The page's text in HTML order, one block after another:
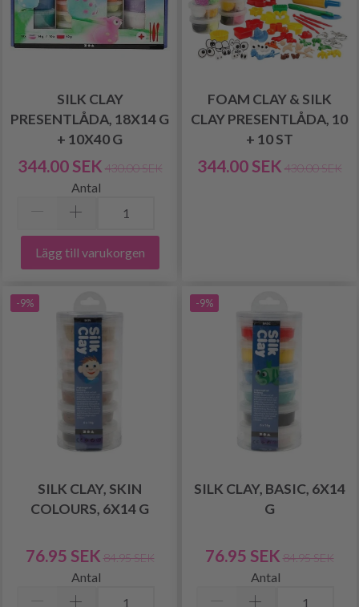
SILK CLAY
PRESENTLÅDA, 18X14 G
+ 10X40 G
344.00 SEK 430.00 SEK
Antal
Lägg till varukorgen
FOAM CLAY & SILK
CLAY PRESENTLÅDA, 10
+ 10 ST
344.00 SEK 430.00 SEK
-9%
SILK CLAY, SKIN
COLOURS, 6X14 G
76.95 SEK 84.95 SEK
Antal
-9%
SILK CLAY, BASIC, 6X14
G
76.95 SEK 84.95 SEK
Antal